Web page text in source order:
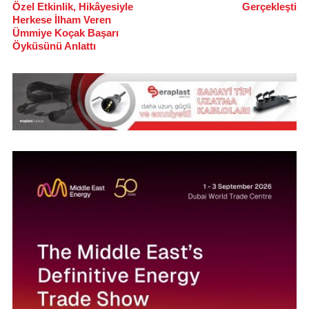
Özel Etkinlik, Hikâyesiyle
Herkese İlham Veren
Ümmiye Koçak Başarı
Öyküsünü Anlattı
Gerçekleşti